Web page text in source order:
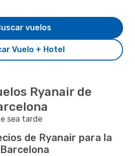
Vuelo + Hotel
vuelos
Ryanair de
sea tarde
de Ryanair para la